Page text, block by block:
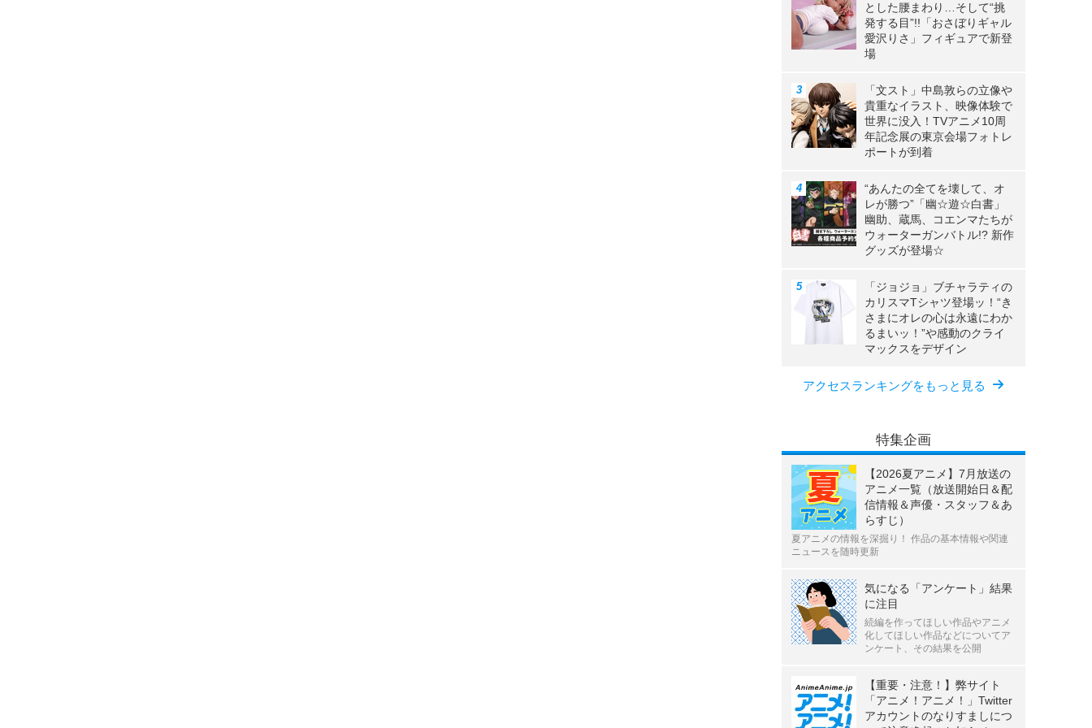
とした腰まわり…そして“挑
発する目”!!「おさぼりギャル
愛沢りさ」フィギュアで新登
場
「文スト」中島敦らの立像や
貴重なイラスト、映像体験で
世界に没入！TVアニメ10周
年記念展の東京会場フォトレ
ポートが到着
“あんたの全てを壊して、オ
レが勝つ”「幽☆遊☆白書」
幽助、蔵馬、コエンマたちが
ウォーターガンバトル!? 新作
グッズが登場☆
「ジョジョ」ブチャラティの
カリスマTシャツ登場ッ！“き
さまにオレの心は永遠にわか
るまいッ！”や感動のクライ
マックスをデザイン
アクセスランキングをもっと見る
特集企画
【2026夏アニメ】7月放送の
アニメ一覧（放送開始日＆配
信情報＆声優・スタッフ＆あ
らすじ）
夏アニメの情報を深掘り！ 作品の基本情報や関連
ニュースを随時更新
気になる「アンケート」結果
に注目
続編を作ってほしい作品やアニメ
化してほしい作品などについてア
ンケート、その結果を公開
【重要・注意！】弊サイト
「アニメ！アニメ！」Twitter
アカウントのなりすましにつ